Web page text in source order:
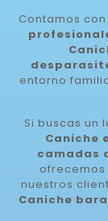
Contamos
entorno
Si buscas un
Caniche
camadas
ofrecemos
nuestros
Caniche